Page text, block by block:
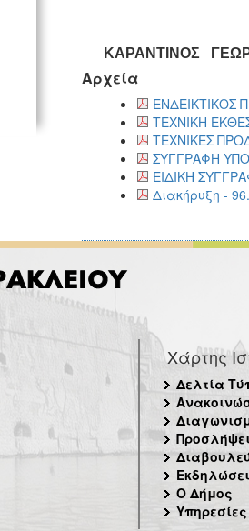
ΚΑΡΑΝΤΙΝΟΣ
Αρχεία
ΕΝΔΕΙΚΤΙΚΟΣ
ΤΕΧΝΙΚΗ
ΤΕΧΝΙΚΕΣ
ΣΥΓΓΡΑΦΗ
ΕΙΔΙΚΗ
Διακήρυξη -
Χάρτης
Δελτία
Ο Δήμος
Υπηρεσίες